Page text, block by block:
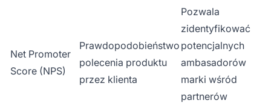
Net Promoter
Score (NPS)
Prawdopodobieństwo
polecenia produktu
przez klienta
Pozwala
zidentyfikować
potencjalnych
ambasadorów
marki wśród
partnerów